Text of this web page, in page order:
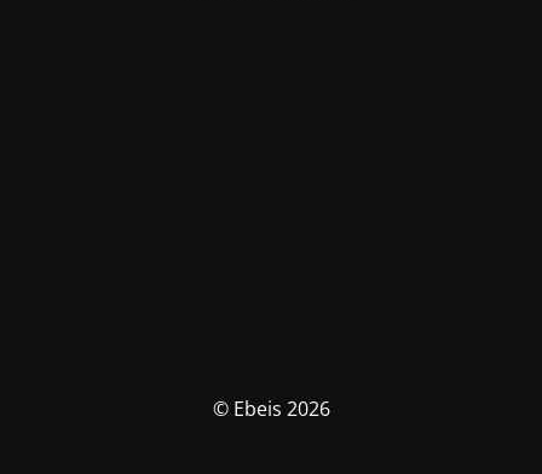
© Ebeis 2026